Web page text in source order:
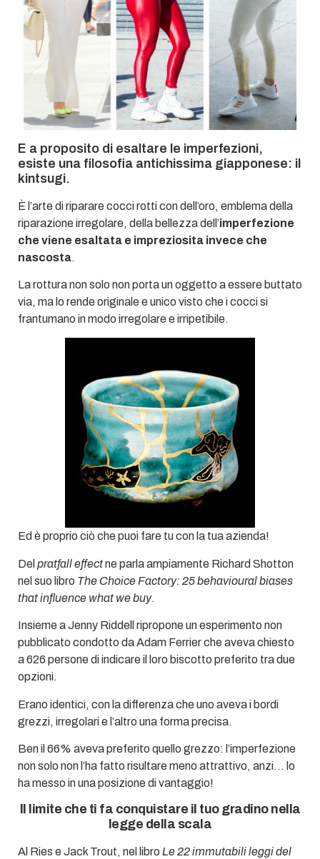
E a proposito di esaltare le imperfezioni,
esiste una filosofia antichissima giapponese: il
kintsugi.
È l’arte di riparare cocci rotti con dell’oro, emblema della
riparazione irregolare, della bellezza dell’imperfezione
che viene esaltata e impreziosita invece che
nascosta.
La rottura non solo non porta un oggetto a essere buttato
via, ma lo rende originale e unico visto che i cocci si
frantumano in modo irregolare e irripetibile.
Ed è proprio ciò che puoi fare tu con la tua azienda!
Del pratfall effectne parla ampiamente Richard Shotton
nel suo libro The Choice Factory: 25 behavioural biases
that influence what we buy.
Insieme a Jenny Riddell ripropone un esperimento non
pubblicato condotto da Adam Ferrier che aveva chiesto
a 626 persone di indicare il loro biscotto preferito tra due
opzioni.
Erano identici, con la differenza che uno aveva i bordi
grezzi, irregolari e l’altro una forma precisa.
Ben il 66% aveva preferito quello grezzo: l’imperfezione
non solo non l’ha fatto risultare meno attrattivo, anzi… lo
ha messo in una posizione di vantaggio!
Il limite che ti fa conquistare il tuo gradino nella
legge della scala
Al Ries e Jack Trout, nel libro Le 22 immutabili leggi del